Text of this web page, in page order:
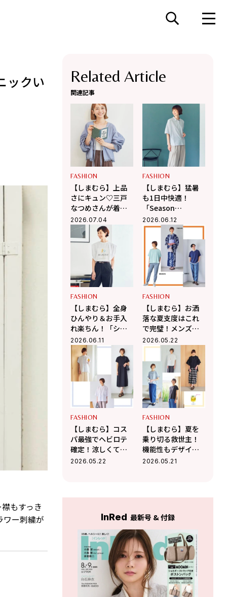
ックい
もすっき
ワー刺繍が
Related Article
関連記事
FASHION
【しまむら】上品
さにキュン♡三戸
なつめさんが着こ
なす「シーズンリ
ーズン×マクミラ
ン・アリス」大人
の正解ルック
2026.07.04
FASHION
【しまむら】猛暑
も1日中快適！
「Season
Reason」の遮熱＆
冷感ボトムスが優
秀すぎて手放せな
い【シーズン リー
ズン バイ リン アン
ド レッド】
2026.06.12
FASHION
【しまむら】全身
ひんやり＆お手入
れ楽ちん！「シー
ズン リーズン」の
超機能服と、父の
日に贈りたいお洒
落コーデセット
【Season Reason
by Lin.&Red】
2026.06.11
FASHION
【しまむら】お洒
落な夏支度はこれ
で完璧！メンズ服
から浴衣まで揃う
「Season
Reason」がコスパ
最強で即買い必至
【Season Reason
by Lin.&Red】
2026.05.22
FASHION
【しまむら】コス
パ最強でヘビロテ
確定！涼しくて上
品に見える「最旬
Reason by
2026.05.22
FASHION
【しまむら】夏を
乗り切る救世主！
機能性もデザイン
も妥協しない「大
Reason】
2026.05.21
InRed 最新号 & 付録